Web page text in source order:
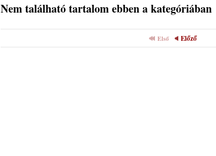
Nem található tartalom ebben a kategóriában
Első Előző